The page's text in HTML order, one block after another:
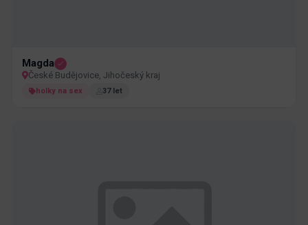
Magda
České Budějovice, Jihočeský kraj
holky na sex 37 let